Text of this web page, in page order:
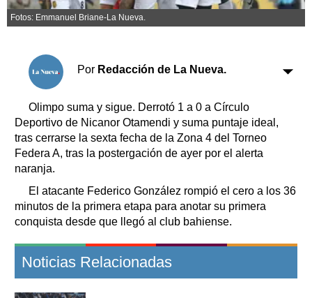
Fúnebres
Clasificados
Suplementos
Transportes
Loterías
Datos Útiles
Edictos
Teléfonos de urgencia
Fotos: Emmanuel Briane-La Nueva.
Por Redacción de La Nueva.
Olimpo suma y sigue. Derrotó 1 a 0 a Círculo
Deportivo de Nicanor Otamendi y suma puntaje ideal,
tras cerrarse la sexta fecha de la Zona 4 del Torneo
Federa A, tras la postergación de ayer por el alerta
naranja.
El atacante Federico González rompió el cero a los 36
minutos de la primera etapa para anotar su primera
conquista desde que llegó al club bahiense.
Noticias Relacionadas